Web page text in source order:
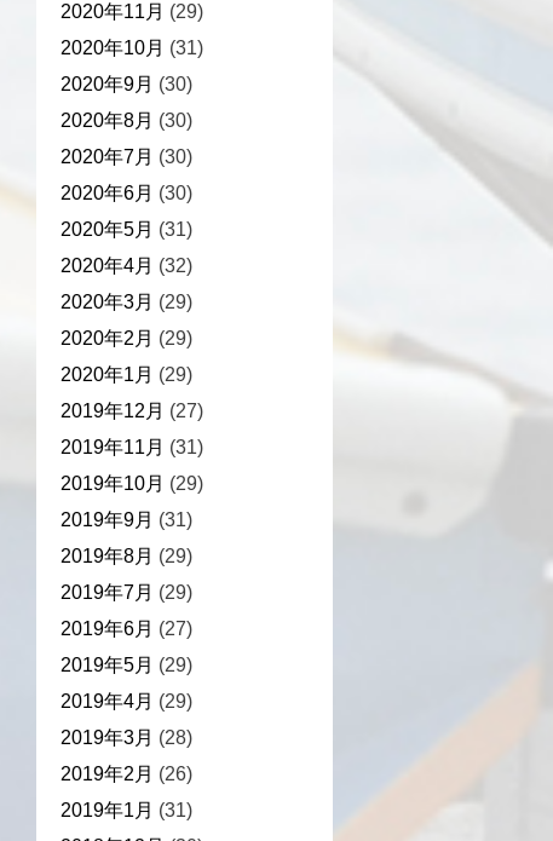
2020年11月 (29)
2020年10月 (31)
2020年9月 (30)
2020年8月 (30)
2020年7月 (30)
2020年6月 (30)
2020年5月 (31)
2020年4月 (32)
2020年3月 (29)
2020年2月 (29)
2020年1月 (29)
2019年12月 (27)
2019年11月 (31)
2019年10月 (29)
2019年9月 (31)
2019年8月 (29)
2019年7月 (29)
2019年6月 (27)
2019年5月 (29)
2019年4月 (29)
2019年3月 (28)
2019年2月 (26)
2019年1月 (31)